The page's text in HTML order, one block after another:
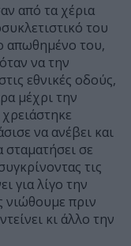
από τα χέρια
του
απωθημένο του,
να την
εθνικές οδούς,
μέχρι την
να ανέβει και
σταματήσει σε
τις
για λίγο την
νιώθουμε πριν
κι άλλο την